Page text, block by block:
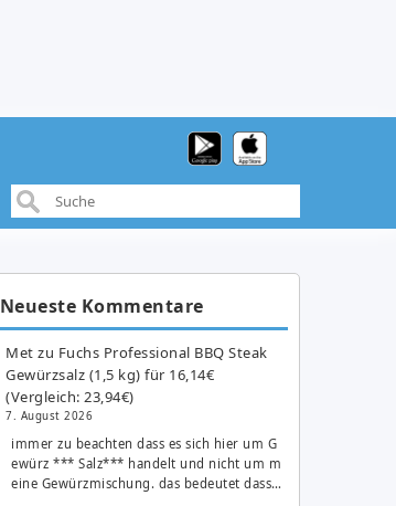
Neueste Kommentare
Met zu Fuchs Professional BBQ Steak
Gewürzsalz (1,5 kg) für 16,14€
(Vergleich: 23,94€)
7. August 2026
immer zu beachten dass es sich hier um G
ewürz *** Salz*** handelt und nicht um m
eine Gewürzmischung. das bedeutet dass…